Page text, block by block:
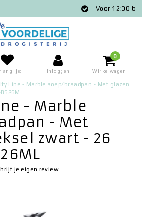
Voor 12:00 besteld = zelfde dag
Inloggen
0
Winkelwagen
Line - Marble soep/braadpan - Met glazen
- Marble
- Met
zwart - 26
je eigen review